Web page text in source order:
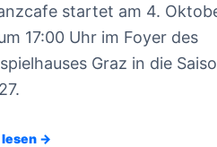
startet am 4.
17:00 Uhr im Foyer des
Graz in die
lesen →